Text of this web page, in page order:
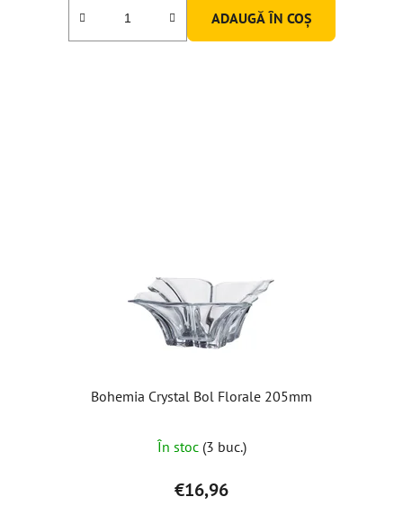
5,0
ADAUGĂ ÎN COŞ
Bohemia Crystal Bol Florale 205mm
În stoc (3 buc.)
€16,96